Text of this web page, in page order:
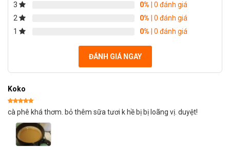
3
0% | 0 đánh giá
2
0% | 0 đánh giá
1
0% | 0 đánh giá
ĐÁNH GIÁ NGAY
Koko
Được xếp
hạng55
cà phê khá thơm. bỏ thêm sữa tươi k hề bị bị loãng vị. duyệt!